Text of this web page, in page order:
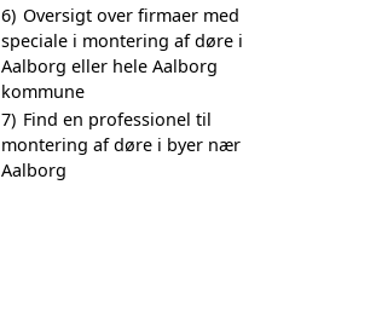
6) Oversigt over firmaer med
speciale i montering af døre i
Aalborg eller hele Aalborg
kommune
7) Find en professionel til
montering af døre i byer nær
Aalborg